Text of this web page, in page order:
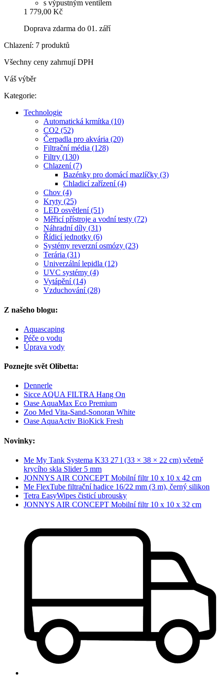
s výpustným ventilem
1 779,00 Kč
Doprava zdarma do 01. září
Chlazení: 7 produktů
Všechny ceny zahrnují DPH
Váš výběr
Kategorie:
Technologie
Automatická krmítka (10)
CO2 (52)
Čerpadla pro akvária (20)
Filtrační média (128)
Filtry (130)
Chlazení (7)
Bazénky pro domácí mazlíčky (3)
Chladicí zařízení (4)
Chov (4)
Kryty (25)
LED osvětlení (51)
Měřicí přístroje a vodní testy (72)
Náhradní díly (31)
Řídicí jednotky (6)
Systémy reverzní osmózy (23)
Terária (31)
Univerzální lepidla (12)
UVC systémy (4)
Vytápění (14)
Vzduchování (28)
Z našeho blogu:
Aquascaping
Péče o vodu
Úprava vody
Poznejte svět Olibetta:
Dennerle
Sicce AQUA FILTRA Hang On
Oase AquaMax Eco Premium
Zoo Med Vita-Sand-Sonoran White
Oase AquaActiv BioKick Fresh
Novinky:
Me My Tank Systema K33 27 l (33 × 38 × 22 cm) včetně
krycího skla Slider 5 mm
JONNYS AIR CONCEPT Mobilní filtr 10 x 10 x 42 cm
Me FlexTube filtrační hadice 16/22 mm (3 m), černý silikon
Tetra EasyWipes čisticí ubrousky
JONNYS AIR CONCEPT Mobilní filtr 10 x 10 x 32 cm